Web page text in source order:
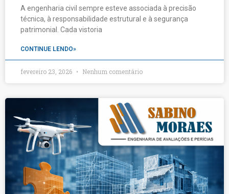
A engenharia civil sempre esteve associada à precisão
técnica, à responsabilidade estrutural e à segurança
patrimonial. Cada vistoria
CONTINUE LENDO»
fevereiro 23, 2026 Nenhum comentário